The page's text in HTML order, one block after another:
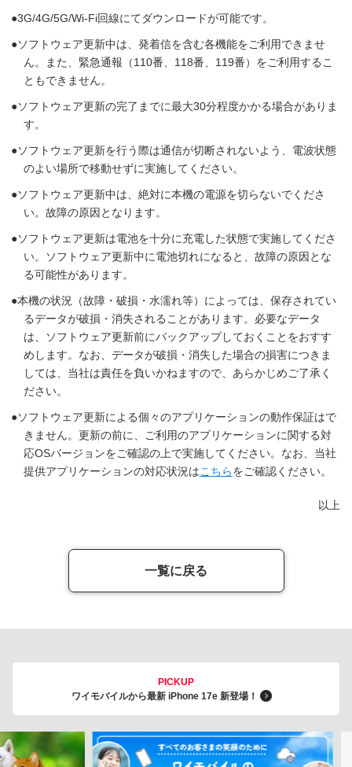
3G/4G/5G/Wi-Fi回線にてダウンロードが可能です。
ソフトウェア更新中は、発着信を含む各機能をご利用できませ
ん。また、緊急通報（110番、118番、119番）をご利用するこ
ともできません。
ソフトウェア更新の完了までに最大30分程度かかる場合がありま
す。
ソフトウェア更新を行う際は通信が切断されないよう、電波状態
のよい場所で移動せずに実施してください。
ソフトウェア更新中は、絶対に本機の電源を切らないでくださ
い。故障の原因となります。
ソフトウェア更新は電池を十分に充電した状態で実施してくださ
い。ソフトウェア更新中に電池切れになると、故障の原因とな
る可能性があります。
本機の状況（故障・破損・水濡れ等）によっては、保存されてい
るデータが破損・消失されることがあります。必要なデータ
は、ソフトウェア更新前にバックアップしておくことをおすす
めします。なお、データが破損・消失した場合の損害につきま
しては、当社は責任を負いかねますので、あらかじめご了承く
ださい。
ソフトウェア更新による個々のアプリケーションの動作保証はで
きません。更新の前に、ご利用のアプリケーションに関する対
応OSバージョンをご確認の上で実施してください。なお、当社
提供アプリケーションの対応状況はこちらをご確認ください。
以上
一覧に戻る
PICKUP
ワイモバイルから最新 iPhone 17e 新登場！